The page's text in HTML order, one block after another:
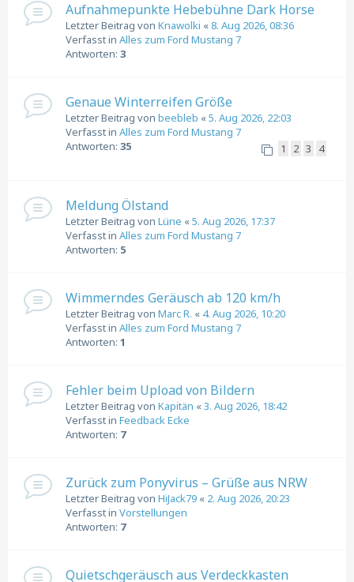
Aufnahmepunkte Hebebühne Dark Horse
Letzter Beitrag von Knawolki «8. Aug 2026, 08:36
Verfasst in Alles zum Ford Mustang 7
Antworten: 3
Genaue Winterreifen Größe
Letzter Beitrag von beebleb «5. Aug 2026, 22:03
Verfasst in Alles zum Ford Mustang 7
Antworten: 35 1 2 3 4
Meldung Ölstand
Letzter Beitrag von Lüne «5. Aug 2026, 17:37
Verfasst in Alles zum Ford Mustang 7
Antworten: 5
Wimmerndes Geräusch ab 120 km/h
Letzter Beitrag von Marc R. « 4. Aug 2026, 10:20
Verfasst in Alles zum Ford Mustang 7
Antworten: 1
Fehler beim Upload von Bildern
Letzter Beitrag von Kapitän «3. Aug 2026, 18:42
Verfasst in Feedback Ecke
Antworten: 7
Zurück zum Ponyvirus – Grüße aus NRW
Letzter Beitrag von HiJack79 « 2. Aug 2026, 20:23
Verfasst in Vorstellungen
Antworten: 7
Quietschgeräusch aus Verdeckkasten